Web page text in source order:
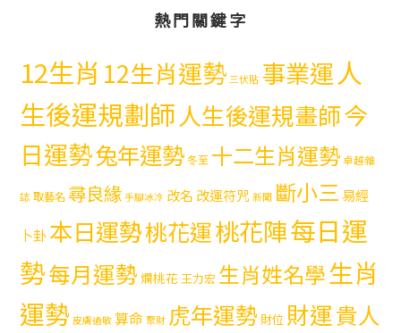
熱門關鍵字
12生肖 12生肖運勢 三伏貼 事業運人
生後運規劃師 人生後運規畫師今
日運勢兔年運勢冬至 十二生肖運勢 卓越雜
誌 取藝名 尋良緣 手腳冰冷 改名 改運符咒 新聞 斷小三易經
卜卦本日運勢桃花運桃花陣每日運
勢每月運勢 爛桃花 王力宏 生肖姓名學生肖
運勢 皮膚過敏 算命 聚財 虎年運勢 財位 財運貴人